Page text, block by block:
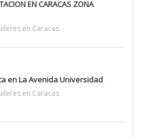
EN CARACAS ZONA
en Caracas
en La Avenida Universidad
en Caracas